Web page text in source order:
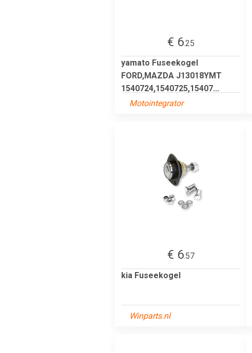
€ 6.25
yamato Fuseekogel
FORD,MAZDA J13018YMT
1540724,1540725,15407...
Motointegrator
€ 6.57
kia Fuseekogel
Winparts.nl